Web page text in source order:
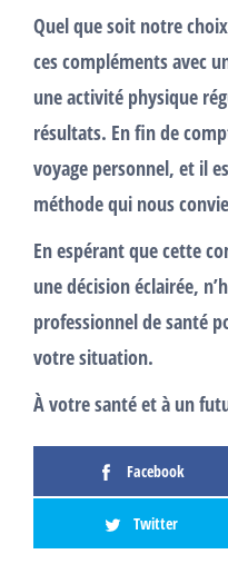
Quel que soit notre
cescomplémentsavec
une activité physique
résultats. En fin de
voyage personnel, et il
méthode qui nous
En espérant que cette
une décision éclairée,
professionnel de santé
votre situation.
À votre santé et à un
Facebook
Twitter